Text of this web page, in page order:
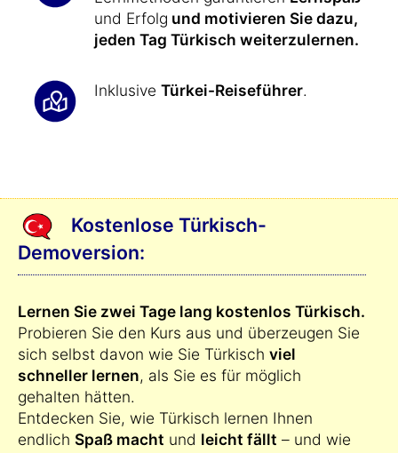
und Erfolg und motivieren Sie dazu,
jeden Tag Türkisch weiterzulernen.
Inklusive Türkei-Reiseführer.
Kostenlose Türkisch-
Demoversion:
Lernen Sie zwei Tage lang kostenlos Türkisch.
Probieren Sie den Kurs aus und überzeugen Sie
sich selbst davon wie Sie Türkisch viel
schneller lernen, als Sie es für möglich
gehalten hätten.
Entdecken Sie, wie Türkisch lernen Ihnen
endlich Spaß macht und leicht fällt – und wie